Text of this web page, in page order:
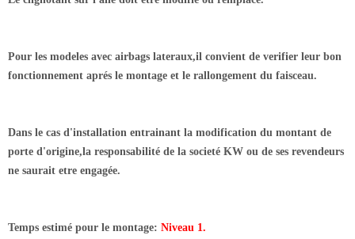
Pour les modeles avec airbags lateraux,il convient de verifier leur bon
fonctionnement aprés le montage et le rallongement du faisceau.
Dans le cas d'installation entrainant la modification du montant de
porte d'origine,la responsabilité de la societé KW ou de ses revendeurs
ne saurait etre engagée.
Temps estimé pour le montage: Niveau 1.